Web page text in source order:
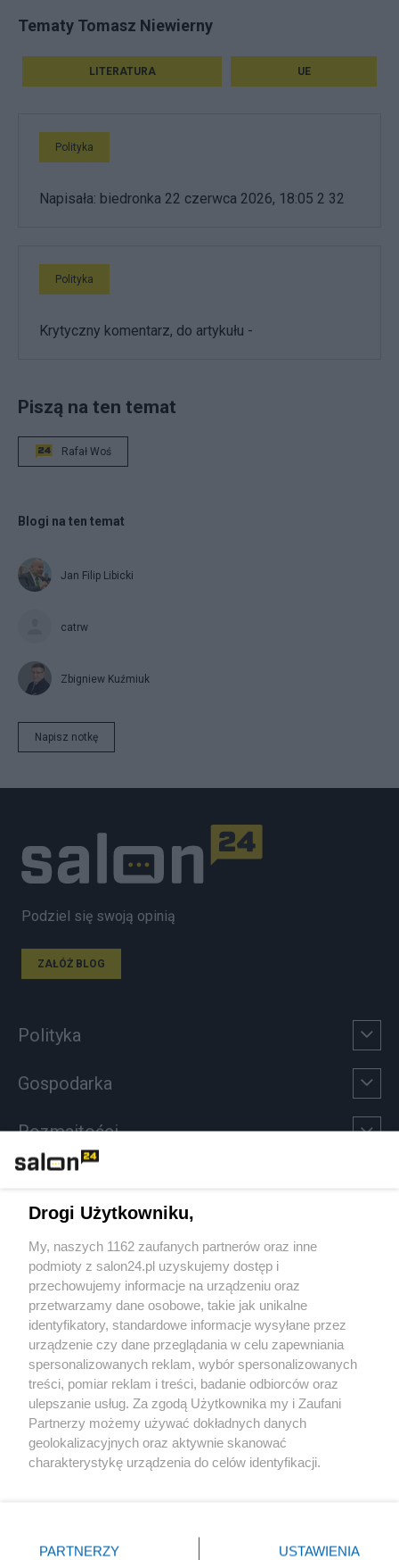
Tematy Tomasz Niewierny
LITERATURA UE
Polityka
Napisała: biedronka 22 czerwca 2026, 18:05 2 32
Polityka
Krytyczny komentarz, do artykułu -
Piszą na ten temat
Rafał Woś
Blogi na ten temat
Jan Filip Libicki
catrw
Zbigniew Kuźmiuk
Napisz notkę
Podziel się swoją opinią
ZAŁÓŻ BLOG
Polityka
Gospodarka
Rozmaitości
Sport
Społeczeństwo
Kultura
X Facebook Instagram Youtube
Drogi Użytkowniku,
My, naszych 1162 zaufanych partnerów oraz inne
podmioty z salon24.pl uzyskujemy dostęp i
przechowujemy informacje na urządzeniu oraz
przetwarzamy dane osobowe, takie jak unikalne
identyfikatory, standardowe informacje wysyłane przez
urządzenie czy dane przeglądania w celu zapewniania
spersonalizowanych reklam, wybór spersonalizowanych
treści, pomiar reklam i treści, badanie odbiorców oraz
ulepszanie usług. Za zgodą Użytkownika my i Zaufani
Partnerzy możemy używać dokładnych danych
geolokalizacyjnych oraz aktywnie skanować
charakterystykę urządzenia do celów identyfikacji.
zmienić/wycofać klikając przycisk ustawień prywatności
PARTNERZY USTAWIENIA